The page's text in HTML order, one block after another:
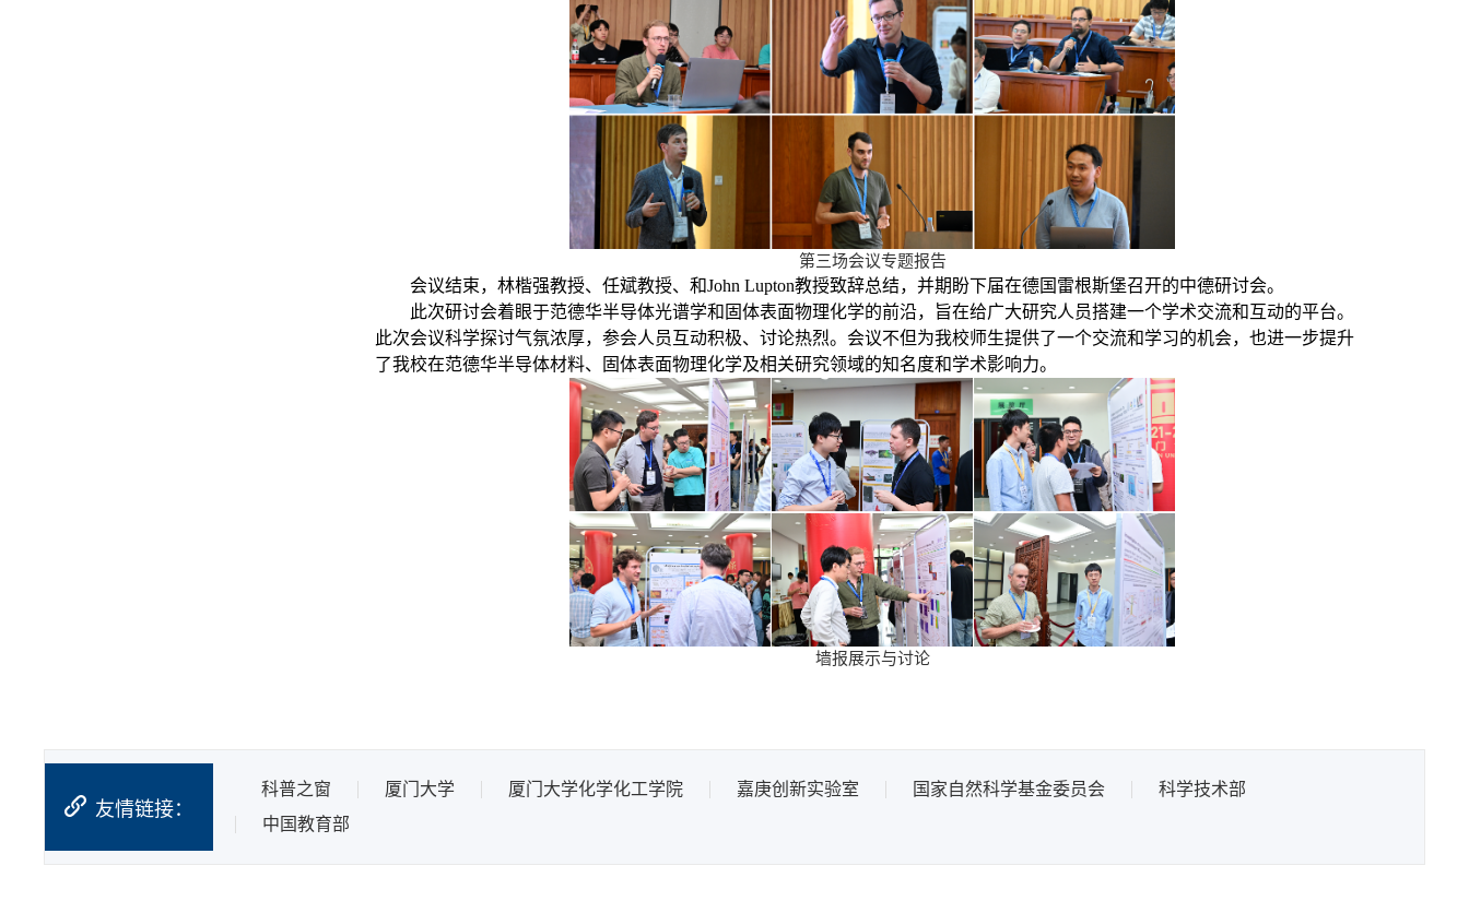
第三场会议专题报告
会议结束，林楷强教授、任斌教授、和John Lupton教授致辞总结，并期盼下届在德国雷根斯堡召开的中德研讨会。
此次研讨会着眼于范德华半导体光谱学和固体表面物理化学的前沿，旨在给广大研究人员搭建一个学术交流和互动的平台。
此次会议科学探讨气氛浓厚，参会人员互动积极、讨论热烈。会议不但为我校师生提供了一个交流和学习的机会，也进一步提升
了我校在范德华半导体材料、固体表面物理化学及相关研究领域的知名度和学术影响力。
墙报展示与讨论
友情链接：
科普之窗 厦门大学 厦门大学化学化工学院 嘉庚创新实验室 国家自然科学基金委员会
科学技术部
中国教育部